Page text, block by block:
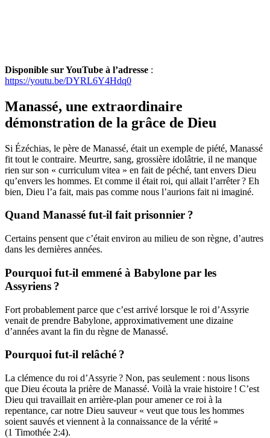
Disponible sur YouTube à l’adresse :
https://youtu.be/DYRL6Y4Hdq0
Manassé, une extraordinaire
démonstration de la grâce de Dieu
Si Ézéchias, le père de Manassé, était un exemple de piété, Manassé
fit tout le contraire. Meurtre, sang, grossière idolâtrie, il ne manque
rien sur son « curriculum vitea » en fait de péché, tant envers Dieu
qu’envers les hommes. Et comme il était roi, qui allait l’arrêter ? Eh
bien, Dieu l’a fait, mais pas comme nous l’aurions fait ni imaginé.
Quand Manassé fut-il fait prisonnier ?
Certains pensent que c’était environ au milieu de son règne, d’autres
dans les dernières années.
Pourquoi fut-il emmené à Babylone par les
Assyriens ?
Fort probablement parce que c’est arrivé lorsque le roi d’Assyrie
venait de prendre Babylone, approximativement une dizaine
d’années avant la fin du règne de Manassé.
Pourquoi fut-il relâché ?
La clémence du roi d’Assyrie ? Non, pas seulement : nous lisons
que Dieu écouta la prière de Manassé. Voilà la vraie histoire ! C’est
Dieu qui travaillait en arrière-plan pour amener ce roi à la
repentance, car notre Dieu sauveur « veut que tous les hommes
soient sauvés et viennent à la connaissance de la vérité »
(1 Timothée 2:4).